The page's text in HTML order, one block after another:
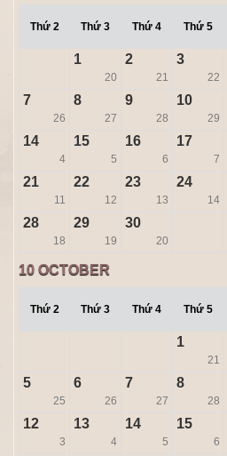
Thứ 2 Thứ 3 Thứ 4 Thứ 5
1
20
2
21
3
22
7
26
8
27
9
28
10
29
14
4
15
5
16
6
17
7
21
11
22
12
23
13
24
14
28
18
29
19
30
20
10 OCTOBER
Thứ 2 Thứ 3 Thứ 4 Thứ 5
1
21
5
25
6
26
7
27
8
28
12
3
13
4
14
5
15
6